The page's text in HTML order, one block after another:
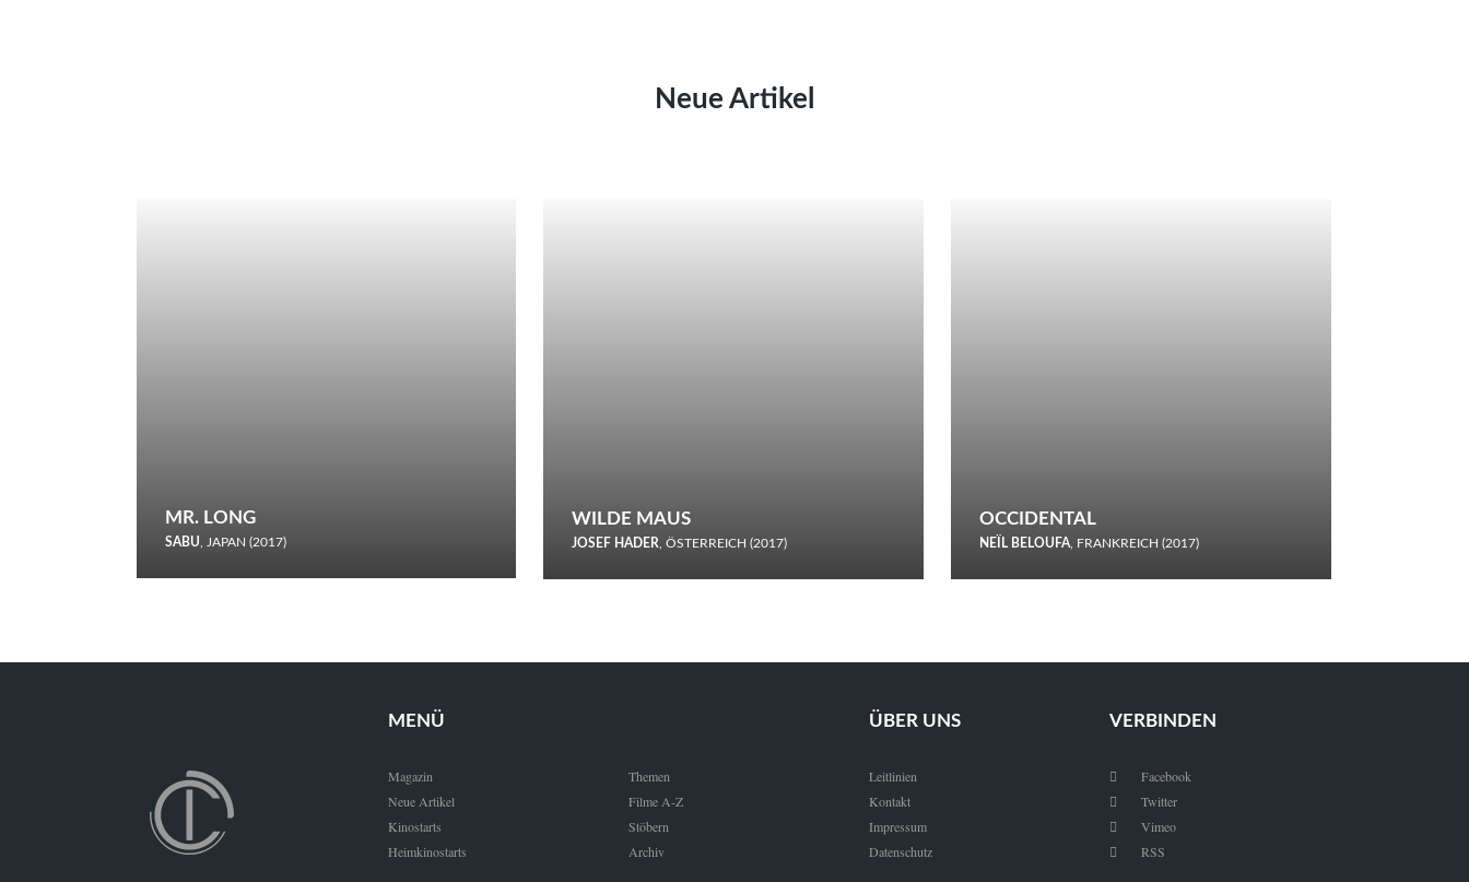
Neue Artikel
MR. LONG
SABU, JAPAN (2017)
den Wettbewerb.
WILDE MAUS
JOSEF HADER, ÖSTERREICH (2017)
Schnee.
OCCIDENTAL
NEÏL BELOUFA, FRANKREICH (2017)
MENÜ
Magazin
Neue Artikel
Kinostarts
Heimkinostarts
Themen
Filme A-Z
Stöbern
Archiv
ÜBER UNS
Leitlinien
Kontakt
Impressum
Datenschutz
VERBINDEN
 Facebook
 Twitter
 Vimeo
 RSS